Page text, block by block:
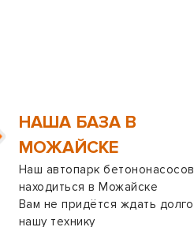
НАША БАЗА В
МОЖАЙСКЕ
Наш автопарк бетононасосов
находиться в Можайске
Вам не придётся ждать долго
нашу технику